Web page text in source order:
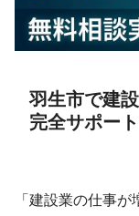
羽生市で建
完全サポート
「建設業の仕事